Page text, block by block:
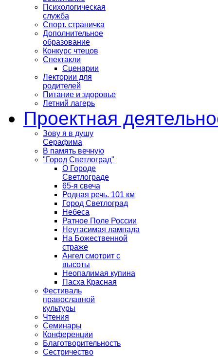
Психологическая
служба
Спорт. страничка
Дополнительное
образование
Конкурс чтецов
Спектакли
Сценарии
Лектории для
родителей
Питание и здоровье
Летний лагерь
Проектная
Зову я в душу
Серафима
В память вечную
"Город Светлоград"
О Городе
Светлограде
65-я свеча
Родная речь. 101 км
Город Светлоград
Небеса
Ратное Поле России
Неугасимая лампада
На Божественной
страже
Ангел смотрит с
высоты
Неопалимая купина
Пасха Красная
Фестиваль
православной
культуры
Чтения
Семинары
Конференции
Благотворительность
Сестричество